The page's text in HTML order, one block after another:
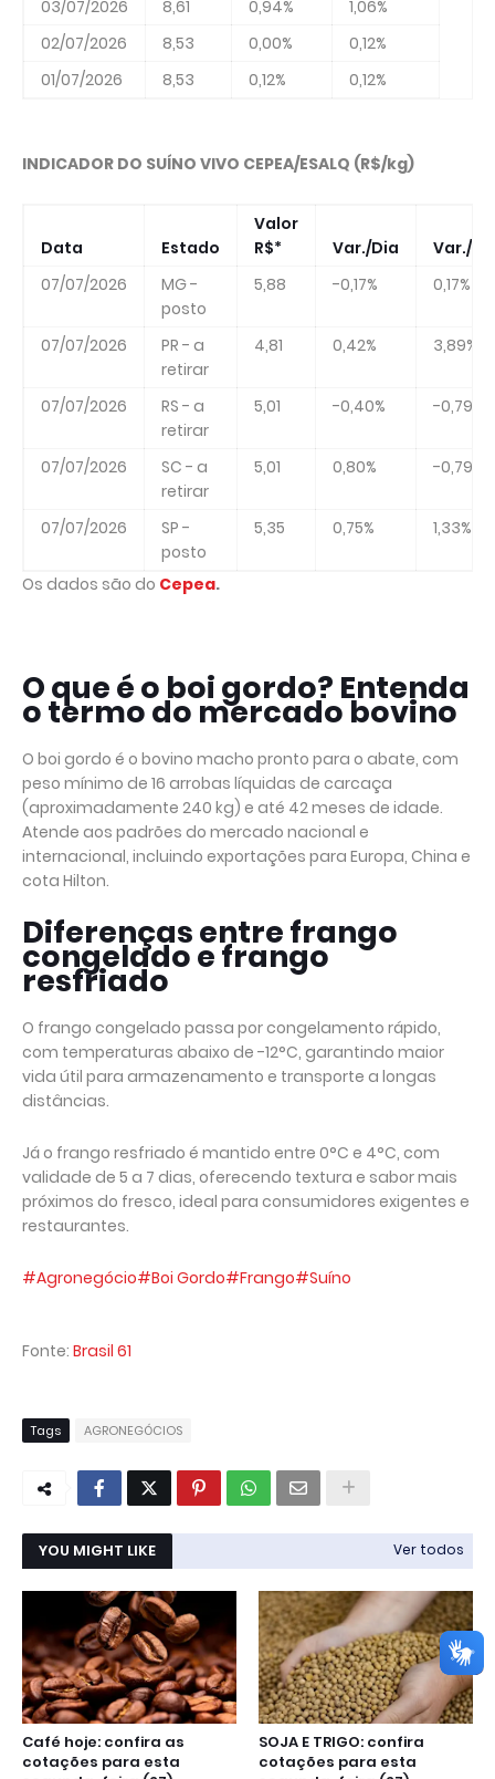
03/07/2026 8,61 0,94%
1,06%
02/07/2026
8,53 0,00%
0,12%
01/07/2026
8,53 0,12% 0,12%
INDICADOR DO SUÍNO VIVO CEPEA/ESALQ (R$/kg)
Data Estado
Valor
R$*
Var./Dia
Var./
07/07/2026
MG -
posto
5,88 -0,17% 0,17%
07/07/2026
PR - a
retirar
4,81 0,42% 3,89%
07/07/2026
RS - a
retirar
5,01 -0,40% -0,79%
07/07/2026
SC - a
retirar
5,01 0,80% -0,79%
07/07/2026
SP -
posto
5,35 0,75% 1,33%
Os dados são do Cepea.
O que é o boi gordo? Entenda
o termo do mercado bovino
O boi gordo é o bovino macho pronto para o abate, com
peso mínimo de 16 arrobas líquidas de carcaça
(aproximadamente 240 kg) e até 42 meses de idade.
Atende aos padrões do mercado nacional e
internacional, incluindo exportações para Europa, China e
cota Hilton.
Diferenças entre frango
congelado e frango
resfriado
O frango congelado passa por congelamento rápido,
com temperaturas abaixo de -12°C, garantindo maior
vida útil para armazenamento e transporte a longas
distâncias.
Já o frango resfriado é mantido entre 0°C e 4°C, com
validade de 5 a 7 dias, oferecendo textura e sabor mais
próximos do fresco, ideal para consumidores exigentes e
restaurantes.
#Agronegócio#Boi Gordo#Frango#Suíno
Fonte: Brasil 61
Tags AGRONEGÓCIOS
YOU MIGHT LIKE Ver todos
Café hoje: confira as
cotações para esta
SOJA E TRIGO: confira
cotações para esta